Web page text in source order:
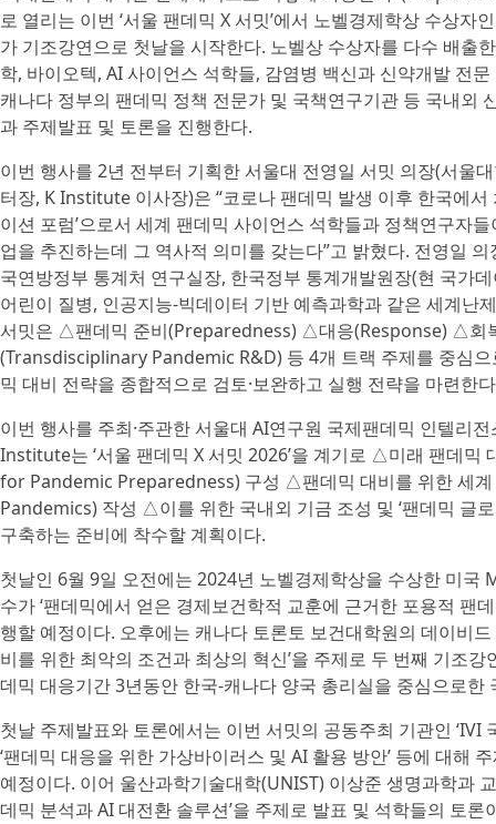
로 열리는 이번 ‘서울 팬데믹 X 서밋’에서 노벨경제학상 수상
가 기조강연으로 첫날을 시작한다. 노벨상 수상자를 다수 배출
학, 바이오텍, AI 사이언스 석학들, 감염병 백신과 신약개발 전
캐나다 정부의 팬데믹 정책 전문가 및 국책연구기관 등 국내외
과 주제발표 및 토론을 진행한다.
이번 행사를 2년 전부터 기획한 서울대 전영일 서밋 의장(서울
터장, K Institute 이사장)은 “코로나 팬데믹 발생 이후 한국에서
이션 포럼’으로서 세계 팬데믹 사이언스 석학들과 정책연구자
업을 추진하는데 그 역사적 의미를 갖는다”고 밝혔다. 전영일
국연방정부 통계처 연구실장, 한국정부 통계개발원장(현 국가
어린이 질병, 인공지능-빅데이터 기반 예측과학과 같은 세계난
서밋은 △팬데믹 준비(Preparedness) △대응(Response) △회
(Transdisciplinary Pandemic R&D) 등 4개 트랙 주제를 중심
믹 대비 전략을 종합적으로 검토·보완하고 실행 전략을 마련한
이번 행사를 주최·주관한 서울대 AI연구원 국제팬데믹 인텔리
Institute는 ‘서울 팬데믹 X 서밋 2026’을 계기로 △미래 팬데
for Pandemic Preparedness) 구성 △팬데믹 대비를 위한 세
Pandemics) 작성 △이를 위한 국내외 기금 조성 및 ‘팬데믹 글
구축하는 준비에 착수할 계획이다.
첫날인 6월 9일 오전에는 2024년 노벨경제학상을 수상한 미국
수가 ‘팬데믹에서 얻은 경제보건학적 교훈에 근거한 포용적 팬
행할 예정이다. 오후에는 캐나다 토론토 보건대학원의 데이비
비를 위한 최악의 조건과 최상의 혁신’을 주제로 두 번째 기조
데믹 대응기간 3년동안 한국-캐나다 양국 총리실을 중심으로한
첫날 주제발표와 토론에서는 이번 서밋의 공동주최 기관인 ‘IVI
‘팬데믹 대응을 위한 가상바이러스 및 AI 활용 방안’ 등에 대해
예정이다. 이어 울산과학기술대학(UNIST) 이상준 생명과학과
데믹 분석과 AI 대전환 솔루션’을 주제로 발표 및 석학들의 토론